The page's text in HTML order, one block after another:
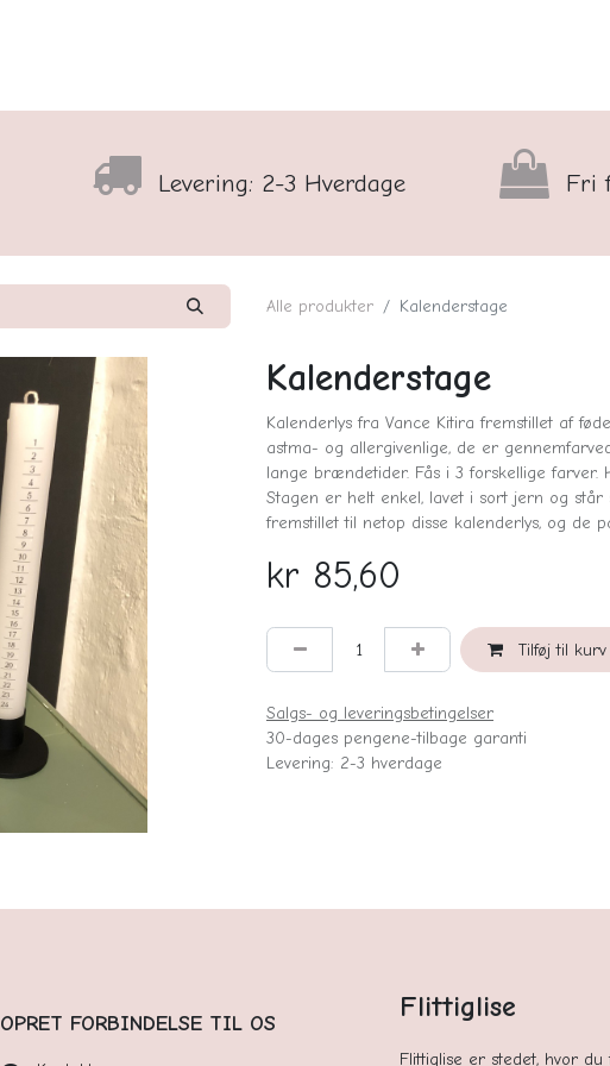
Levering: 2-3 Hverdage
Fri
Alle produkter Kalenderstage
Kalenderstage
Kalenderlys fra Vance Kitira fremstillet af
astma- og allergivenlige, de er
lange brændetider. Fås i 3 forskellige farver.
Stagen er helt enkel, lavet i sort jern og
fremstillet til netop disse kalenderlys, og de
kr 85,60
Tilføj til kurv
Salgs- og leveringsbetingelser
30-dages pengene-tilbage garanti
Levering: 2-3 hverdage
OPRET FORBINDELSE TIL OS
Flittiglise
Flittiglise er stedet, hvor